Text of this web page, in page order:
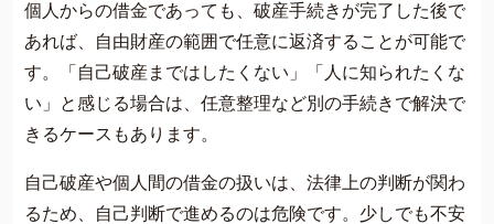
個人からの借金であっても、破産手続きが完了した後で
あれば、自由財産の範囲で任意に返済することが可能で
す。「自己破産まではしたくない」「人に知られたくな
い」と感じる場合は、任意整理など別の手続きで解決で
きるケースもあります。
自己破産や個人間の借金の扱いは、法律上の判断が関わ
るため、自己判断で進めるのは危険です。少しでも不安